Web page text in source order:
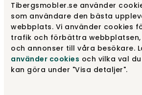
Tibergsmobler.se använder
som användare den bästa
webbplats. Vi använder cookies
trafik och förbättra webbplatsen,
och annonser till våra besökare.
använder cookies och vilka val
kan göra under "Visa detaljer".
Gör dina val
fr.11 045 kr
Gör dina val